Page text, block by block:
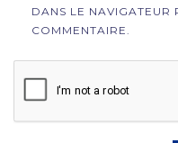
DANS LE NAVIGATEUR
COMMENTAIRE.